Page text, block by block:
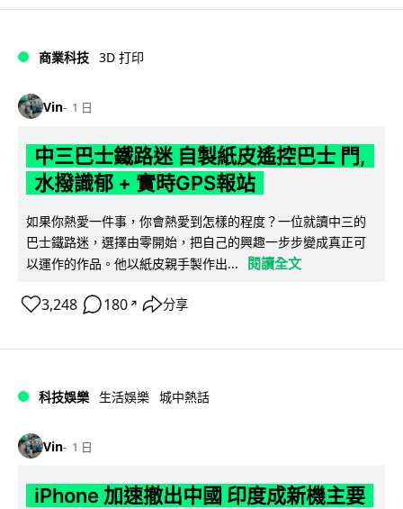
商業科技 3D 打印
Vin 1 日
中三巴士鐵路迷 自製紙皮遙控巴士 門,
水撥識郁 + 實時GPS報站
如果你熱愛一件事，你會熱愛到怎樣的程度？一位就讀中三的
巴士鐵路迷，選擇由零開始，把自己的興趣一步步變成真正可
以運作的作品。他以紙皮親手製作出...
閱讀全文
3,248 180 ↗ 分享
科技娛樂 生活娛樂 城中熱話
Vin 1 日
iPhone 加速撤出中國 印度成新機主要